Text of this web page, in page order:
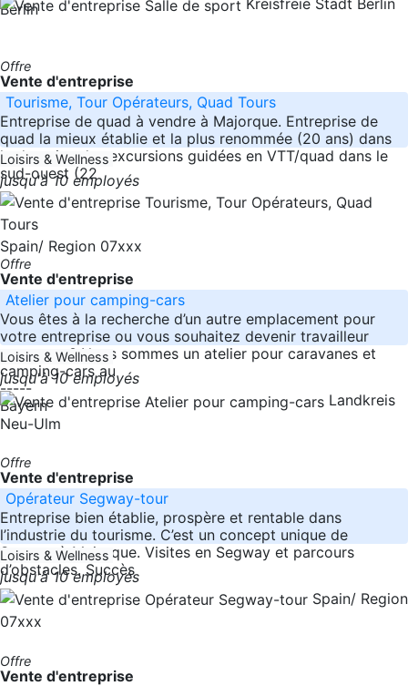
Berlin
Offre
Vente d'entreprise
Tourisme, Tour Opérateurs, Quad Tours
Entreprise de quad à vendre à Majorque. Entreprise de
quad la mieux établie et la plus renommée (20 ans) dans
le domaine des excursions guidées en VTT/quad dans le
sud-ouest (22
Loisirs & Wellness
jusqu'à 10 employés
Spain/ Region 07xxx
Offre
Vente d'entreprise
Atelier pour camping-cars
Vous êtes à la recherche d’un autre emplacement pour
votre entreprise ou vous souhaitez devenir travailleur
autonome? Nous sommes un atelier pour caravanes et
camping-cars au
-----
Bayern
Loisirs & Wellness
jusqu'à 10 employés
Landkreis
Neu-Ulm
Offre
Vente d'entreprise
Opérateur Segway-tour
Entreprise bien établie, prospère et rentable dans
l’industrie du tourisme. C’est un concept unique de
Segway à Majorque. Visites en Segway et parcours
d’obstacles. Succès
Loisirs & Wellness
jusqu'à 10 employés
Spain/ Region
07xxx
Offre
Vente d'entreprise